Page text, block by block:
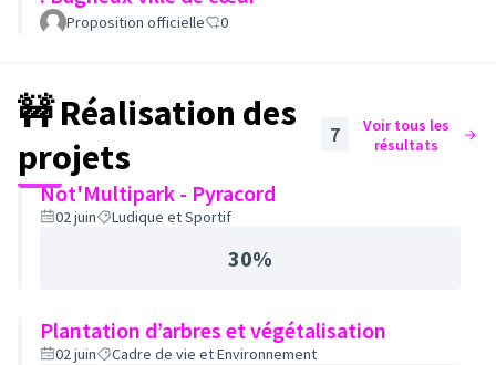
Proposition officielle 0
🚧 Réalisation des
projets
7
Voir tous les
résultats
Not'Multipark - Pyracord
02 juin Ludique et Sportif
30%
Plantation d’arbres et végétalisation
02 juin Cadre de vie et Environnement